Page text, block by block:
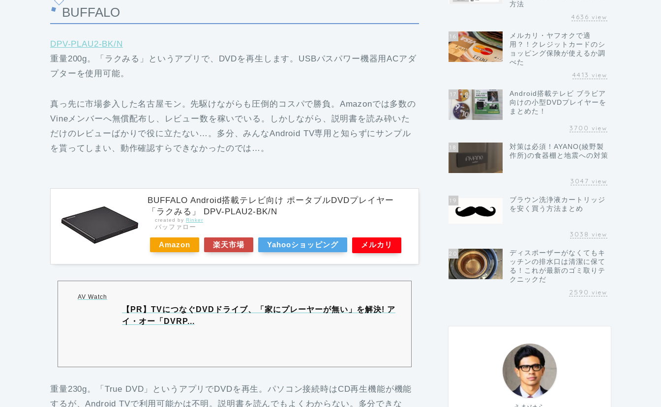
BUFFALO
DPV-PLAU2-BK/N
重量200g。「ラクみる」というアプリで、DVDを再生します。USBパスパワー機器用ACアダ
プターを使用可能。
真っ先に市場参入した名古屋モン。先駆けながらも圧倒的コスパで勝負。Amazonでは多数の
Vineメンバーへ無償配布し、レビュー数を稼いでいる。しかしながら、説明書を読み砕いた
だけのレビューばかりで役に立たない…。多分、みんなAndroid TV専用と知らずにサンプル
を貰ってしまい、動作確認すらできなかったのでは…。
BUFFALO Android搭載テレビ向け ポータブルDVDプレイヤー
「ラクみる」 DPV-PLAU2-BK/N
created by Rinker
バッファロー
Amazon 楽天市場 Yahooショッピング メルカリ
AV Watch
【PR】TVにつなぐDVDドライブ、「家にプレーヤーが無い」を解決! ア
イ・オー「DVRP...
重量230g。「True DVD」というアプリでDVDを再生。パソコン接続時はCD再生機能が機能
するが、Android TVで利用可能かは不明。説明書を読んでもよくわからない。多分できな
方法
4636 view
16
メルカリ・ヤフオクで適
用？！クレジットカードのシ
ョッピング保険が使えるか調
べた
4413 view
17
Android搭載テレビ ブラビア
向けの小型DVDプレイヤーを
まとめた！
3700 view
18
対策は必須！AYANO(綾野製
作所)の食器棚と地震への対策
3047 view
19
ブラウン洗浄液カートリッジ
を安く買う方法まとめ
3038 view
20
ディスポーザーがなくてもキ
ッチンの排水口は清潔に保て
る！これが最新のゴミ取りテ
クニックだ
2590 view